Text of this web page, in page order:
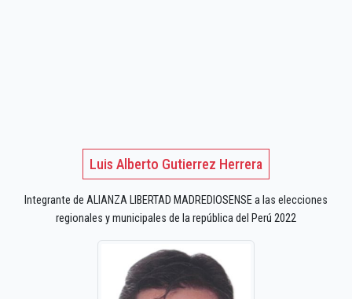
Luis Alberto Gutierrez Herrera
Integrante de ALIANZA LIBERTAD MADREDIOSENSE a las elecciones
regionales y municipales de la república del Perú 2022